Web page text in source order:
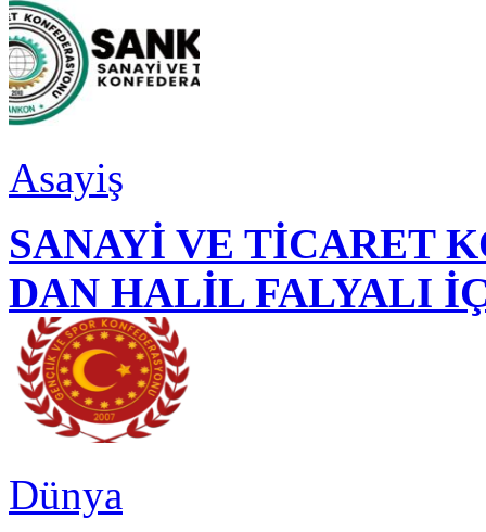
Asayiş
SANAYİ VE TİCARET
DAN HALİL FALYALI
Dünya